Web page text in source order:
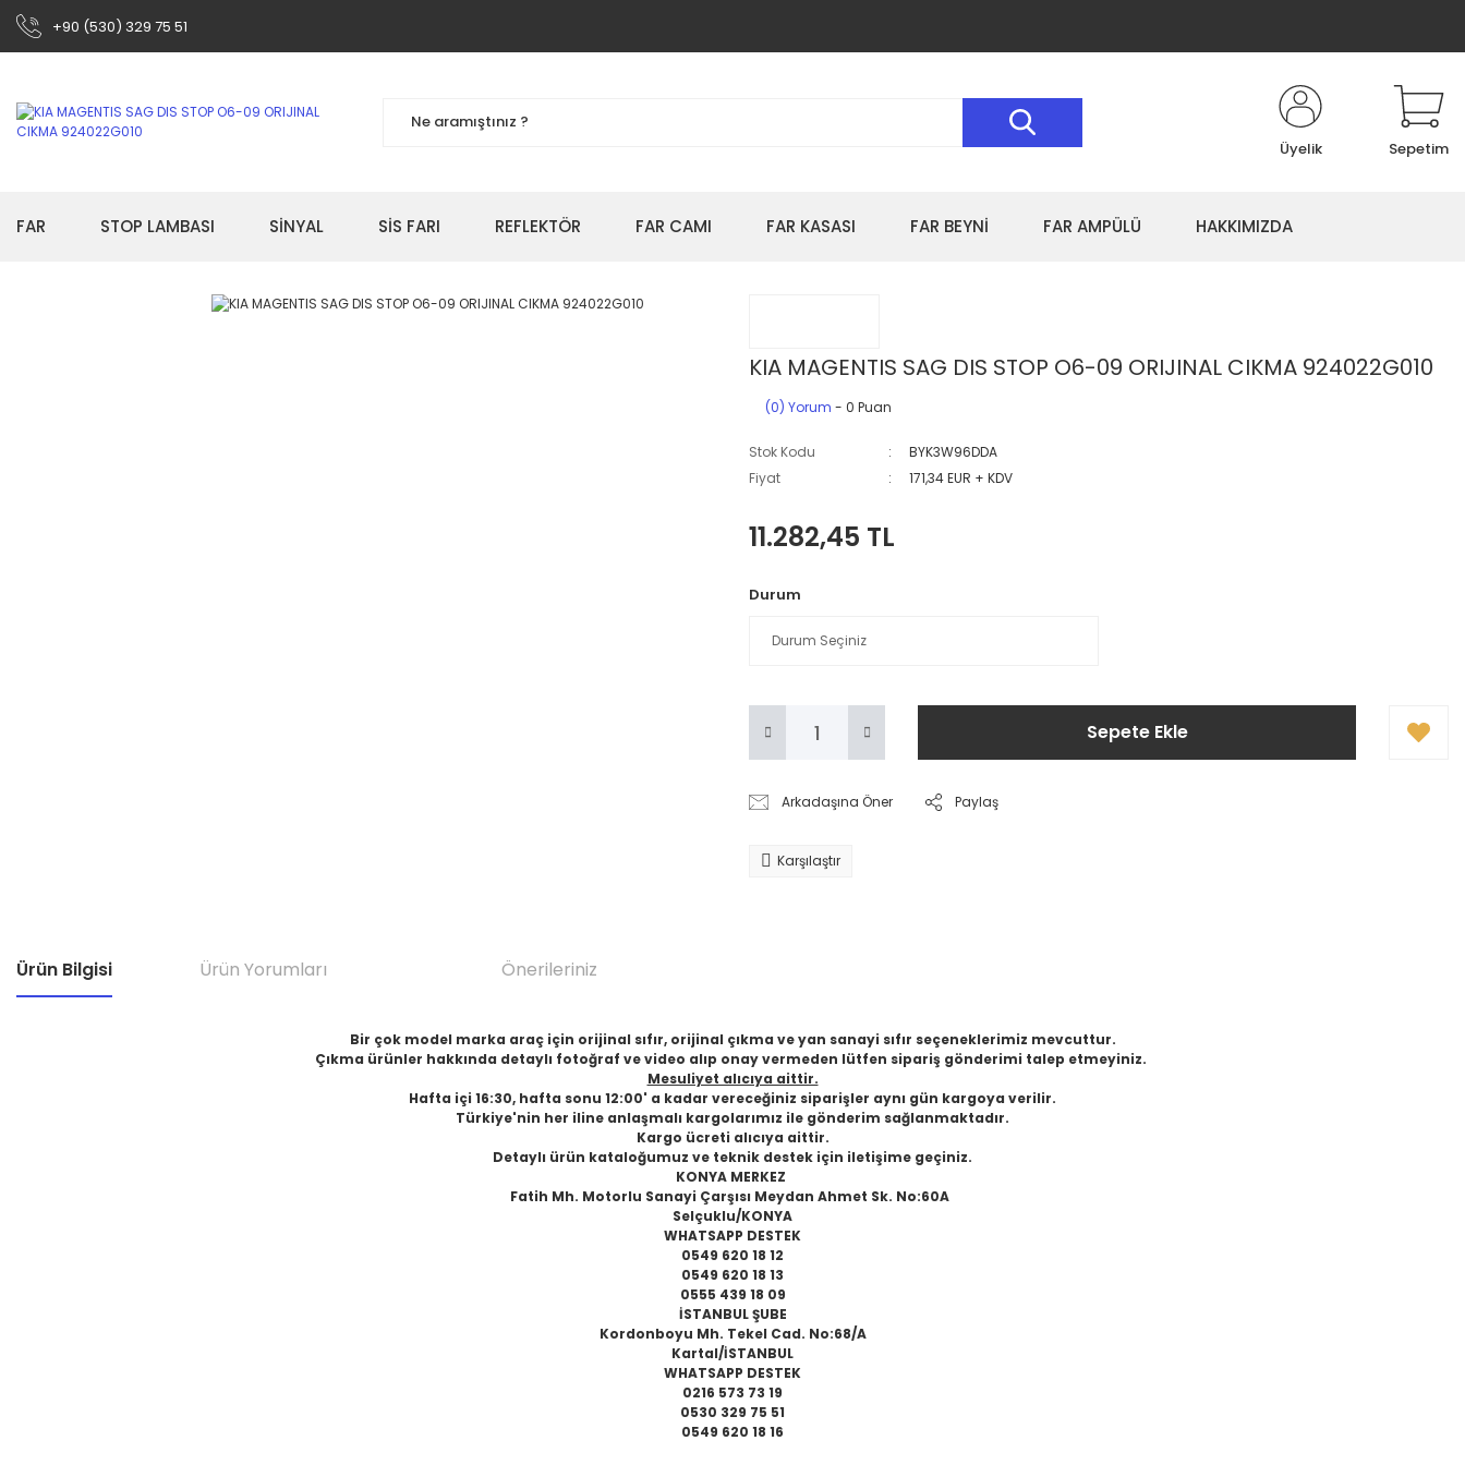
+90 (530) 329 75 51
Üyelik Sepetim
FAR STOP LAMBASI SİNYAL SİS FARI REFLEKTÖR FAR CAMI FAR KASASI FAR BEYNİ FAR AMPÜLÜ HAKKIMIZDA
KIA MAGENTIS SAG DIS STOP O6-09 ORIJINAL CIKMA 924022G010
(0) Yorum - 0 Puan
Stok Kodu
BYK3W96DDA
Fiyat
171,34 EUR + KDV
11.282,45 TL
Durum
Sepete Ekle
Arkadaşına Öner Paylaş
Karşılaştır
Ürün Bilgisi Ürün Yorumları Önerileriniz
Bir çok model marka araç için orijinal sıfır, orijinal çıkma ve yan sanayi sıfır seçeneklerimiz mevcuttur.
Çıkma ürünler hakkında detaylı fotoğraf ve video alıp onay vermeden lütfen sipariş gönderimi talep etmeyiniz.
Mesuliyet alıcıya aittir.
Hafta içi 16:30, hafta sonu 12:00' a kadar vereceğiniz siparişler aynı gün kargoya verilir.
Türkiye'nin her iline anlaşmalı kargolarımız ile gönderim sağlanmaktadır.
Kargo ücreti alıcıya aittir.
Detaylı ürün kataloğumuz ve teknik destek için iletişime geçiniz.
KONYA MERKEZ
Fatih Mh. Motorlu Sanayi Çarşısı Meydan Ahmet Sk. No:60A
Selçuklu/KONYA
WHATSAPP DESTEK
0549 620 18 12
0549 620 18 13
0555 439 18 09
İSTANBUL ŞUBE
Kordonboyu Mh. Tekel Cad. No:68/A
Kartal/İSTANBUL
WHATSAPP DESTEK
0216 573 73 19
0530 329 75 51
0549 620 18 16